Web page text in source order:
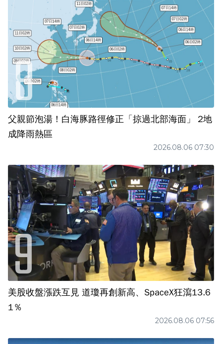
父親節泡湯！白海豚路徑修正「掠過北部海面」 2地
成降雨熱區
2026.08.06 07:30
美股收盤漲跌互見 道瓊再創新高、SpaceX狂瀉13.6
1％
2026.08.06 07:56